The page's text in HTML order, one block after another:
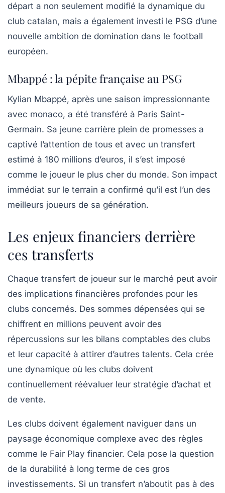
départ a non seulement modifié la dynamique du
club catalan, mais a également investi le PSG d’une
nouvelle ambition de domination dans le football
européen.
Mbappé : la pépite française au PSG
Kylian Mbappé, après une saison impressionnante
avec monaco, a été transféré à Paris Saint-
Germain. Sa jeune carrière plein de promesses a
captivé l’attention de tous et avec un transfert
estimé à 180 millions d’euros, il s’est imposé
comme le joueur le plus cher du monde. Son impact
immédiat sur le terrain a confirmé qu’il est l’un des
meilleurs joueurs de sa génération.
Les enjeux financiers derrière
ces transferts
Chaque transfert de joueur sur le marché peut avoir
des implications financières profondes pour les
clubs concernés. Des sommes dépensées qui se
chiffrent en millions peuvent avoir des
répercussions sur les bilans comptables des clubs
et leur capacité à attirer d’autres talents. Cela crée
une dynamique où les clubs doivent
continuellement réévaluer leur stratégie d’achat et
de vente.
Les clubs doivent également naviguer dans un
paysage économique complexe avec des règles
comme le Fair Play financier. Cela pose la question
de la durabilité à long terme de ces gros
investissements. Si un transfert n’aboutit pas à des